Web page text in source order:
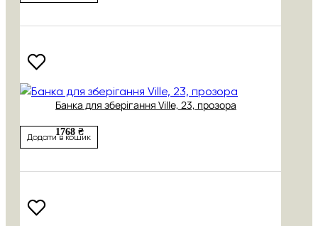
Банка для зберігання Ville, 23, прозора
1768 ₴
Додати в кошик